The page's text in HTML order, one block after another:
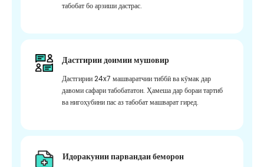
табобат бо арзиши дастрас.
Дастгирии доимии мушовир
Дастгирии 24x7 машваратчии тиббӣ ва кӯмак дар
давоми сафари табобататон. Ҳамеша дар бораи тартиб
ва нигоҳубини пас аз табобат машварат гиред.
Идоракунии парвандаи беморон